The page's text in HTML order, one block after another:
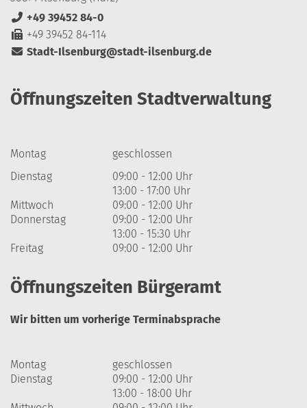
+49 39452 84-0
+49 39452 84-114
Stadt-Ilsenburg@stadt-ilsenburg.de
Öffnungszeiten Stadtverwaltung
Montag
geschlossen
Dienstag
09:00 - 12:00 Uhr
13:00 - 17:00 Uhr
Mittwoch
09:00 - 12:00 Uhr
Donnerstag
09:00 - 12:00 Uhr
13:00 - 15:30 Uhr
Freitag
09:00 - 12:00 Uhr
Öffnungszeiten Bürgeramt
Wir bitten um vorherige Terminabsprache
Montag
geschlossen
Dienstag
09:00 - 12:00 Uhr
13:00 - 18:00 Uhr